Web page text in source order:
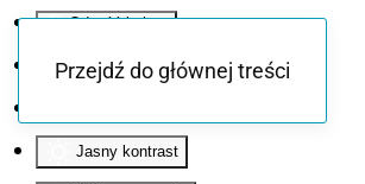
Odwróć kolory
Monochromatyczny
Jasny kontrast
Przejdź do głównej treści